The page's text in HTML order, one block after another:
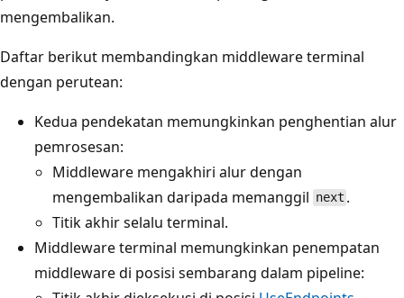
mengembalikan.
Daftar berikut membandingkan middleware terminal
dengan perutean:
Kedua pendekatan memungkinkan penghentian alur
pemrosesan:
Middleware mengakhiri alur dengan
mengembalikan daripada memanggil next .
Titik akhir selalu terminal.
Middleware terminal memungkinkan penempatan
middleware di posisi sembarang dalam pipeline: